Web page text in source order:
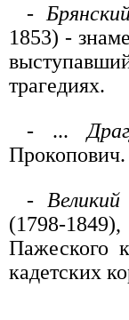
-
1853) -
трагедиях.
- ...
Прокопович.
-
(1798-
Пажеского
кадетских